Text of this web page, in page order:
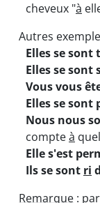
cheveux "à
Autres
Elles se sont
Elles se sont
Vous vous
Elles se sont
Nous nous
compteà
Elle s'est
Ils se sont ri
Remarque :